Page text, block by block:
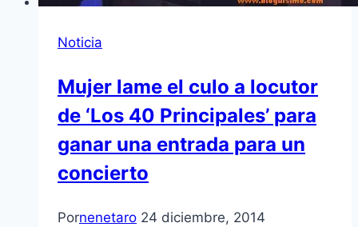
Noticia
Mujer lame el culo a locutor
de ‘Los 40 Principales’ para
ganar una entrada para un
concierto
Pornenetaro 24 diciembre, 2014